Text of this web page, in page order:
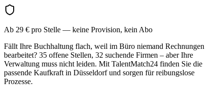
Ab 29 € pro Stelle — keine Provision, kein Abo
Fällt Ihre Buchhaltung flach, weil im Büro niemand Rechnungen
bearbeitet? 35 offene Stellen, 32 suchende Firmen – aber Ihre
Verwaltung muss nicht leiden. Mit TalentMatch24 finden Sie die
passende Kaufkraft in Düsseldorf und sorgen für reibungslose
Prozesse.